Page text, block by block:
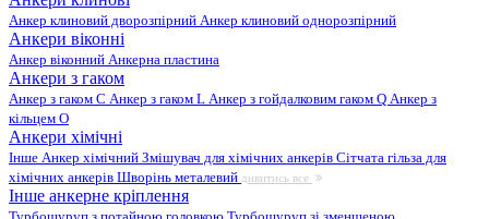
Анкер клиновий дворозпірний Анкер клиновий однорозпірний
Анкери віконні
Анкер віконний Анкерна пластина
Анкери з гаком
Анкер з гаком C Анкер з гаком L Анкер з гойдалковим гаком Q Анкер з
кільцем O
Анкери хімічні
Інше Анкер хімічний Змішувач для хімічних анкерів Сітчата гільза для
хімічних анкерів Шворінь металевий дивитись все
Інше анкерне кріплення